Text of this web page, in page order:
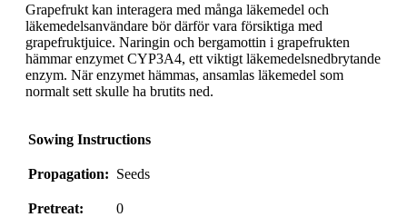
Grapefrukt kan interagera med många läkemedel och
läkemedelsanvändare bör därför vara försiktiga med
grapefruktjuice. Naringin och bergamottin i grapefrukten
hämmar enzymet CYP3A4, ett viktigt läkemedelsnedbrytande
enzym. När enzymet hämmas, ansamlas läkemedel som
normalt sett skulle ha brutits ned.
Sowing Instructions
Propagation: Seeds
Pretreat: 0